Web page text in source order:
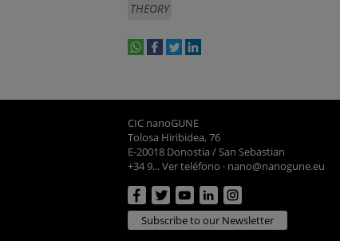
THEORY
CIC nanoGUNE
Tolosa Hiribidea, 76
E-20018 Donostia / San Sebastian
+34 9... Ver teléfono · nano@nanogune.eu
Subscribe to our Newsletter